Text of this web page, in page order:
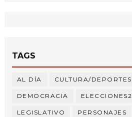
TAGS
AL DÍA CULTURA/DEPORTES
DEMOCRACIA
LEGISLATIVO PERSONAJES